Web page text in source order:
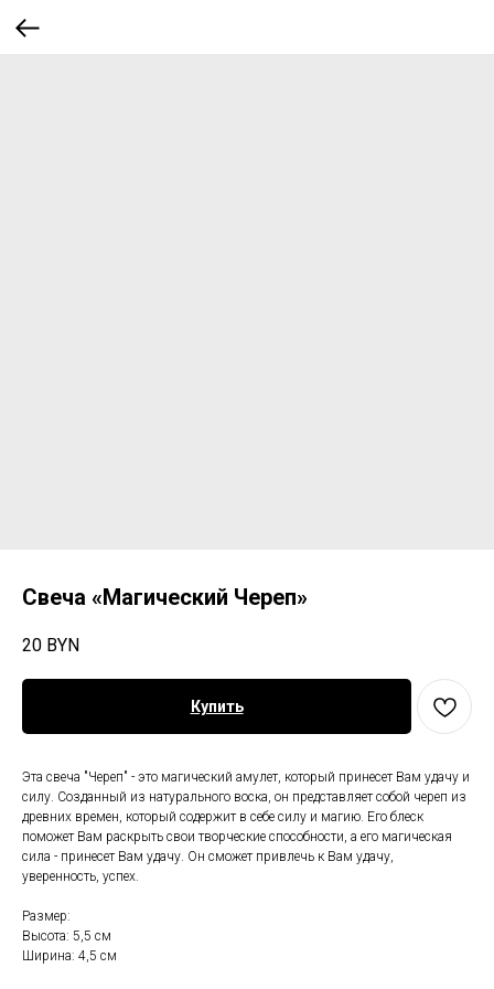
Свеча «Магический Череп»
20 BYN
Купить
Эта свеча "Череп" - это магический амулет, который принесет Вам удачу и
силу. Созданный из натурального воска, он представляет собой череп из
древних времен, который содержит в себе силу и магию. Его блеск
поможет Вам раскрыть свои творческие способности, а его магическая
сила - принесет Вам удачу. Он сможет привлечь к Вам удачу,
уверенность, успех.
Размер:
Высота: 5,5 см
Ширина: 4,5 см